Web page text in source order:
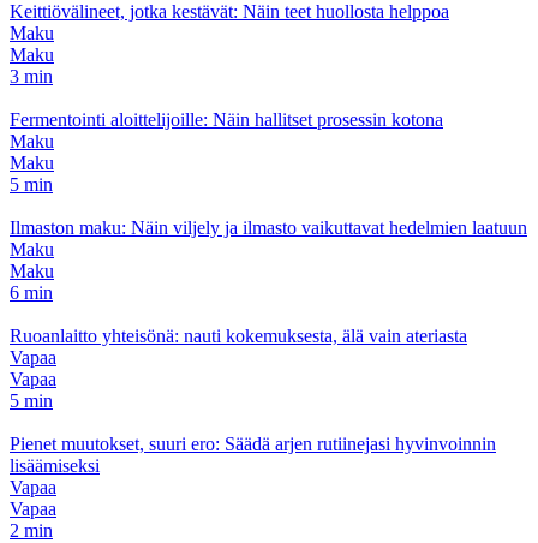
Keittiövälineet, jotka kestävät: Näin teet huollosta helppoa
Maku
Maku
3 min
Fermentointi aloittelijoille: Näin hallitset prosessin kotona
Maku
Maku
5 min
Ilmaston maku: Näin viljely ja ilmasto vaikuttavat hedelmien laatuun
Maku
Maku
6 min
Ruoanlaitto yhteisönä: nauti kokemuksesta, älä vain ateriasta
Vapaa
Vapaa
5 min
Pienet muutokset, suuri ero: Säädä arjen rutiinejasi hyvinvoinnin
lisäämiseksi
Vapaa
Vapaa
2 min